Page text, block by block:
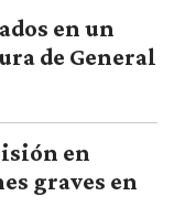
en un
de General
en
graves en